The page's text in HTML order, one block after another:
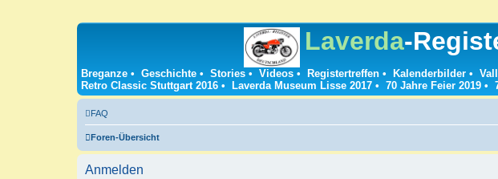
Laverda-
Breganze • Geschichte • Stories • Videos • Registertreffen • Kalenderbilder •
Retro Classic Stuttgart 2016 • Laverda Museum Lisse 2017 • 70 Jahre Feier 2019 •
FAQ
Foren-Übersicht
Anmelden